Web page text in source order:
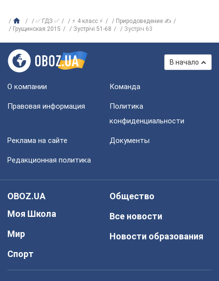
✅ ГДЗ ✅ ⚡ 4 класс ⚡
Природоведение ✍
Грущинская 2015
Зустрічі 51-68 Зустріч 63
В начало
О компании Команда
Правовая информация
Политика
конфиденциальности
Реклама на сайте Документы
Редакционная политика
OBOZ.UA
Моя Школа
Мир
Спорт
Общество
Все новости
Новости образования